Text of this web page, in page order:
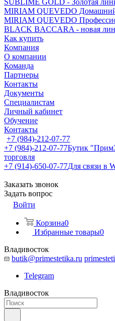
SUBLIME GOLD - Золотая
MIRIAM QUEVEDO
MIRIAM QUEVEDO
BLACK BACCARA - новая
Как купить
Компания
О компании
Команда
Партнеры
Контакты
Документы
Специалистам
Личный кабинет
Обучение
Контакты
+7 (984)-212-07-77
+7 (984)-212-07-77Бутик
торговля
+7 (914)-650-07-77Для связи в
Заказать звонок
Задать вопрос
Войти
Корзина0
Избранные товары0
Владивосток
butik@primestetika.ru
Telegram
Владивосток